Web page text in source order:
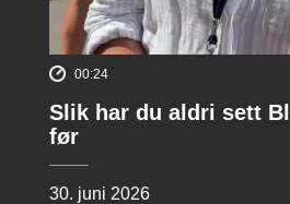
00:24
Slik har du aldri sett
før
30. juni 2026